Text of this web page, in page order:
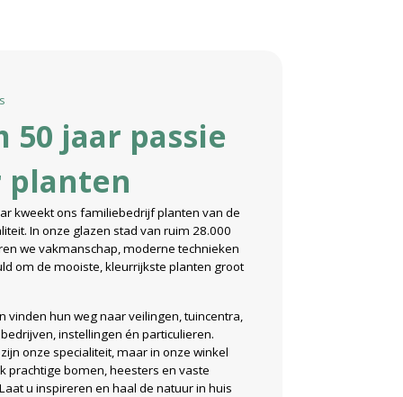
50 jaar passie
planten
kweekt ons familiebedrijf planten van de
In onze glazen stad van ruim 28.000
we vakmanschap, moderne technieken
om de mooiste, kleurrijkste planten groot
vinden hun weg naar veilingen, tuincentra,
instellingen én particulieren.
onze specialiteit, maar in onze winkel
prachtige bomen, heesters en vaste
u inspireren en haal de natuur in huis